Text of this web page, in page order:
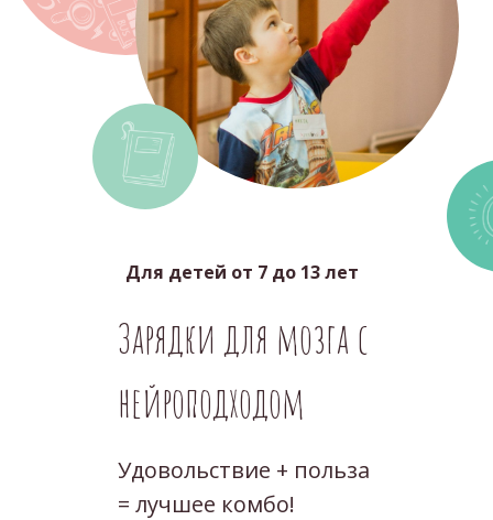
Зарядки для мозга с
нейроподходом
Для детей от 7 до 13 лет
Удовольствие + польза
= лучшее комбо!